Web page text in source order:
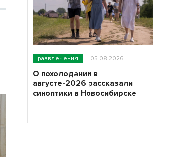
развлечения 05.08.2026
О похолодании в
августе-2026 рассказали
синоптики в Новосибирске